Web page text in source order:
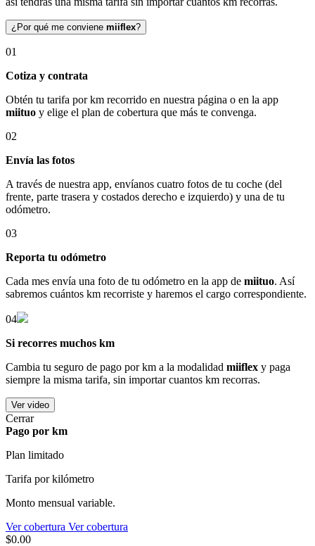
¿Por qué me conviene miiflex?
01
Cotiza y contrata
Obtén tu tarifa por km recorrido en nuestra página o en la app
miituo y elige el plan de cobertura que más te convenga.
02
Envía las fotos
A través de nuestra app, envíanos cuatro fotos de tu coche (del
frente, parte trasera y costados derecho e izquierdo) y una de tu
odómetro.
03
Reporta tu odómetro
Cada mes envía una foto de tu odómetro en la app de miituo. Así
sabremos cuántos km recorriste y haremos el cargo correspondiente.
04
Si recorres muchos km
Cambia tu seguro de pago por km a la modalidad miiflex y paga
siempre la misma tarifa, sin importar cuantos km recorras.
Ver video
Cerrar
Pago por km
Plan limitado
Tarifa por kilómetro
Monto mensual variable.
Ver cobertura Ver cobertura
$0.00